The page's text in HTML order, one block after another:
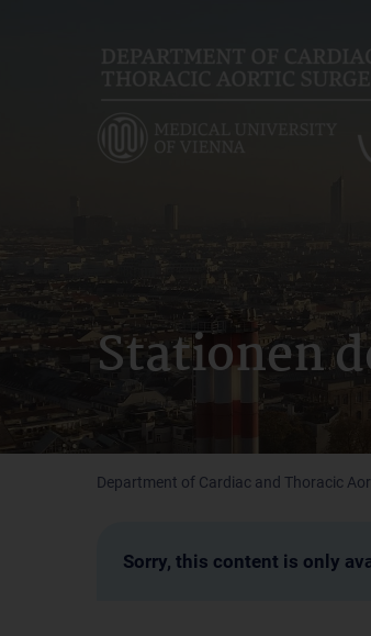
Stationen
Department of Cardiac and Thoracic
Sorry, this content is only